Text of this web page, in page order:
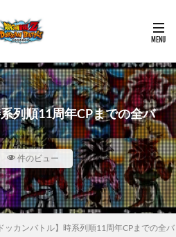
列順11周年CPまでの全バ
件のビュー
ッカンバトル】時系列順11周年CPまでの全